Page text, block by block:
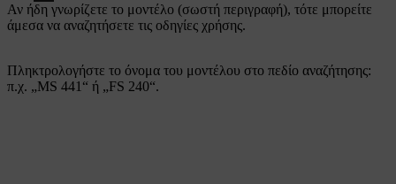
Αν ήδη γνωρίζετε το μοντέλο (σωστή περιγραφή), τότε μπορείτε
άμεσα να αναζητήσετε τις οδηγίες χρήσης.
Πληκτρολογήστε το όνομα του μοντέλου στο πεδίο αναζήτησης:
π.χ. „MS 441“ ή „FS 240“.